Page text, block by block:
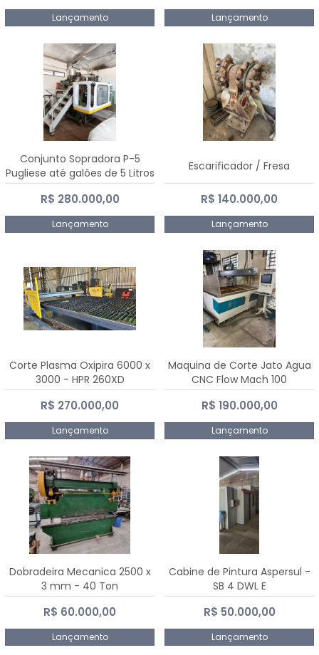
Lançamento Lançamento
Conjunto Sopradora P-5
Pugliese até galões de 5 Litros
R$ 280.000,00
Lançamento
Escarificador / Fresa
R$ 140.000,00
Lançamento
Corte Plasma Oxipira 6000 x
3000 - HPR 260XD
R$ 270.000,00
Lançamento
Maquina de Corte Jato Agua
CNC Flow Mach 100
R$ 190.000,00
Lançamento
Dobradeira Mecanica 2500 x
3 mm - 40 Ton
R$ 60.000,00
Lançamento
Cabine de Pintura Aspersul -
SB 4 DWL E
R$ 50.000,00
Lançamento